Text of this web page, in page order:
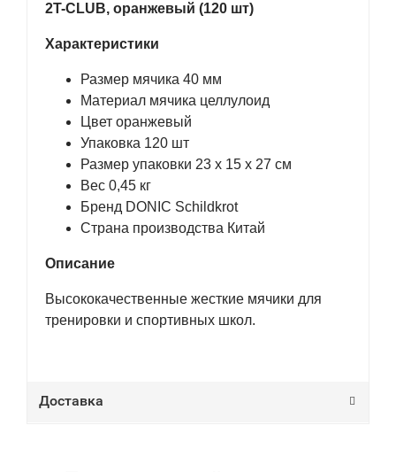
2T-CLUB, оранжевый (120 шт)
Характеристики
Размер мячика 40 мм
Материал мячика целлулоид
Цвет оранжевый
Упаковка 120 шт
Размер упаковки 23 х 15 х 27 см
Вес 0,45 кг
Бренд DONIC Schildkrot
Страна производства Китай
Описание
Высококачественные жесткие мячики для
тренировки и спортивных школ.
Доставка